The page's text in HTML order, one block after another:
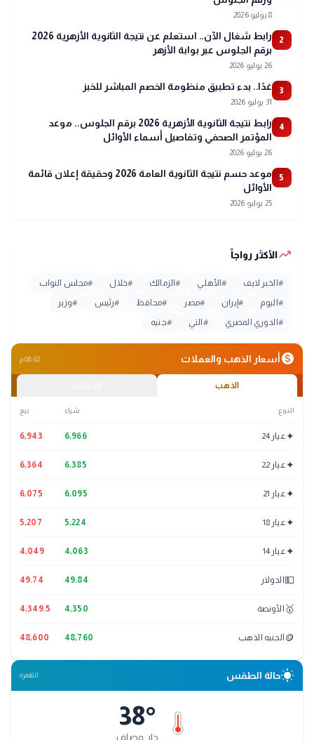
8 يوليو 2026
2
رابط شغال الآن.. استعلم عن نتيجة الثانوية الأزهرية 2026
برقم الجلوس عبر بوابة الأزهر
26 يوليو 2026
3 غدًا.. بدء تطبيق منظومة الخصم المباشر للخبز
31 يوليو 2026
4
رابط نتيجة الثانوية الأزهرية 2026 برقم الجلوس.. موعد
المؤتمر الصحفي وتفاصيل أسماء الأوائل
26 يوليو 2026
5
موعد حسم نتيجة الثانوية العامة 2026 وحقيقة إعلان قائمة
الأوائل
25 يوليو 2026
trending_upالأكثر رواجاً
# الخبر لايف #الأهلي #الزمالك #خلال #مجلس النواب
# اليوم # إيران #مصر #محافظ #رئيس #وزير
# الدوري المصري # التي #جنيه
monetization_onأسعار الذهب والعملات 08:02 م
الذهب
النوع شراء بيع
✦عيار 24 6,966
6,943
✦عيار 22 6,385
6,364
✦عيار 21 6,095
6,075
✦عيار 18 5,224
5,207
✦عيار 14 4,063
4,049
💵 الدولار 49.84
49.74
🥇 الأونصة 4,350
4,349.5
🪙 الجنيه الذهب 48,760
48,600
wb_sunnyحالة الطقس القاهرة
38°
حار وصافٍ